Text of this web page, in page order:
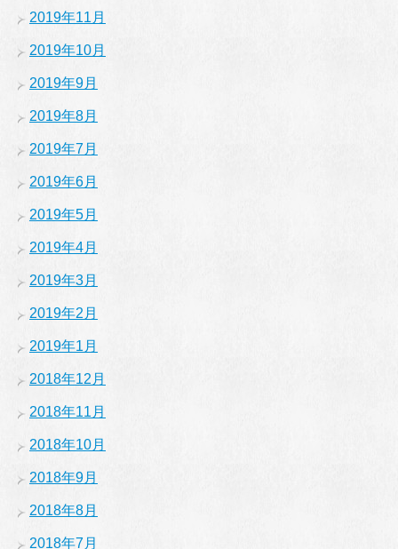
2019年11月
2019年10月
2019年9月
2019年8月
2019年7月
2019年6月
2019年5月
2019年4月
2019年3月
2019年2月
2019年1月
2018年12月
2018年11月
2018年10月
2018年9月
2018年8月
2018年7月